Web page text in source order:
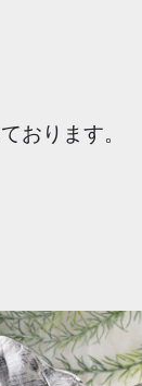
おります。